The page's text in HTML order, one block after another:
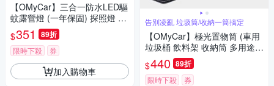
【OMyCar】三合一防水LED驅
蚊露營燈 (一年保固) 探照燈 照
明燈 工作燈 營燈 燈具 照明設
備
$351 89折
限時下殺 券
加入購物車
告別凌亂 垃圾筒/收納一筒搞定
【OMyCar】極光置物筒 (車用
垃圾桶 飲料架 收納筒 多用途車
內收納杯 背夾安裝一插即用)
$440 89折
限時下殺 券